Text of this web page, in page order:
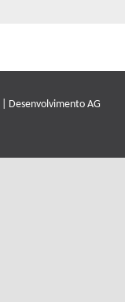
Desenvolvimento AG